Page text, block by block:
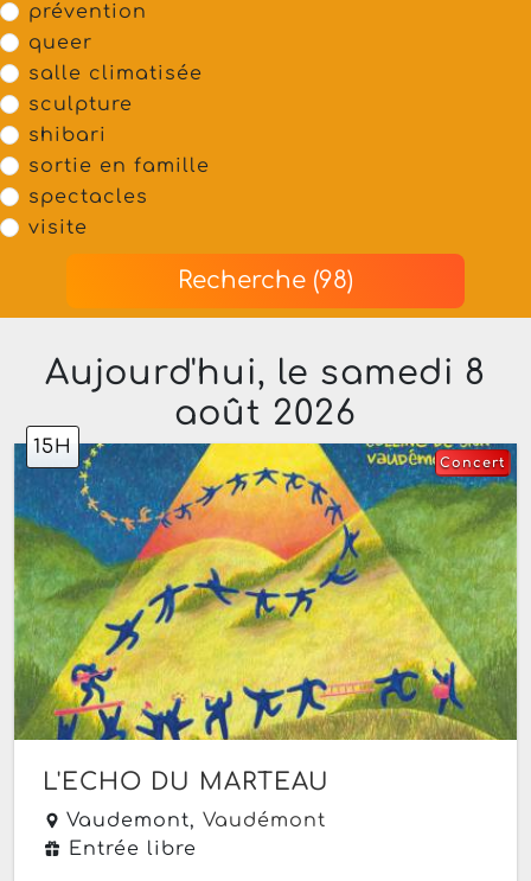
prévention
queer
salle climatisée
sculpture
shibari
sortie en famille
spectacles
visite
Recherche (98)
Aujourd'hui, le samedi 8
août 2026
15H
Concert
L'ECHO DU MARTEAU
Vaudemont, Vaudémont
Entrée libre